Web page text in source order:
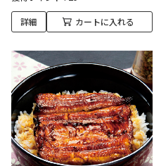
詳細 カートに入れる